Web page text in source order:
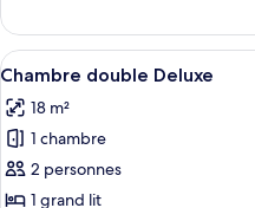
Chambre
Double
Classique
le
type
de
Chambre
Double
Afficher
toutes
les
photos
pour
ce
5
Chambre double Deluxe
18 m²
1 chambre
2 personnes
1 grand lit